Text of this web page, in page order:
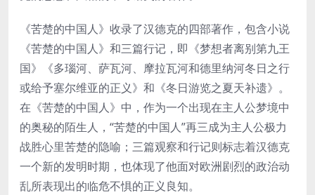
《苦楚的中国人》收录了汉德克的四部著作，包含小说
《苦楚的中国人》和三篇行记，即《梦想者离别第九王
国》《多瑙河、萨瓦河、摩拉瓦河和德里纳河冬日之行
或给予塞尔维亚的正义》和《冬日游览之夏天补遗》。
在《苦楚的中国人》中，作为一个出现在主人公梦境中
的奥秘的陌生人，“苦楚的中国人”再三成为主人公极力
战胜心里苦楚的隐喻；三篇观察和行记则标志着汉德克
一个新的发明时期，也体现了他面对欧洲剧烈的政治动
乱所表现出的临危不惧的正义良知。